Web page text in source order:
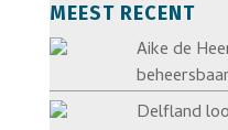
MEEST RECENT
Aike de
Delfland